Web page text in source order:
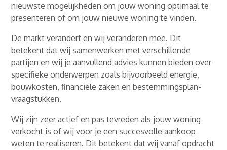
nieuwste mogelijkheden om jouw woning optimaal te
presenteren of om jouw nieuwe woning te vinden.
De markt verandert en wij veranderen mee. Dit
betekent dat wij samenwerken met verschillende
partijen en wij je aanvullend advies kunnen bieden over
specifieke onderwerpen zoals bijvoorbeeld energie,
bouwkosten, financiële zaken en bestemmingsplan-
vraagstukken.
Wij zijn zeer actief en pas tevreden als jouw woning
verkocht is of wij voor je een succesvolle aankoop
weten te realiseren. Dit betekent dat wij vanaf opdracht